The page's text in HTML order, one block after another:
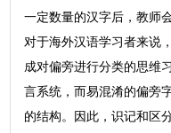
一定数量的汉字后，教师
对于海外汉语学习者来说
成对偏旁进行分类的思维
言系统，而易混淆的偏旁
的结构。因此，识记和区